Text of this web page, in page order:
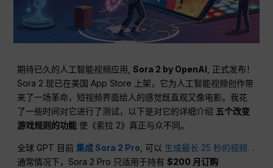
期待已久的人工智能视频应用,Sora 2 by OpenAI , 正式发布！
Sora 2 现已在美国 App Store 上架，它为人工智能视频创作带
来了一场革命，短视频界面给人的感觉既直观又像电影。我花
了一些时间对它进行了测试，以下是对它的详细介绍 五个改变
游戏规则的功能 使《索拉 2》真正与众不同。.
全球 GPT 目前集成 Sora 2 Pro , 可以 生成最长 25 秒的视频. .
通常情况下，Sora 2 Pro 只适用于持有$200 月订购